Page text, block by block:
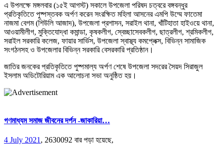
এ উপলক্ষে মঙ্গলবার (১৫ই আগস্ট) সকালে উপজেলা পরিষদ চত্বরে বঙ্গবন্ধুর
প্রতিকৃতিতে পুষ্পস্তবক অর্পণ করেন সংরক্ষিত মহিলা আসনের এমপি উম্মে ফাতেমা
নাজমা বেগম (শিউলি আজাদ), উপজেলা প্রশাসন, সরাইল থানা, খাঁটিহাতা হাইওয়ে থানা,
আওয়ামীলীগ, মুক্তিযোদ্ধা কমান্ডা, কৃষকলীগ, স্বেচ্ছাসেবকলীগ, ছাত্রলীগ, শ্রমিকলীগ,
সরাইল সরকারি কলেজ, ফায়ার সার্ভিস, উপজেলা স্বাস্থ্য কমপ্লেক্স, বিভিন্ন সামাজিক
সংগঠনসহ ও উপজেলার বিভিন্ন সরকারি বেসরকারি প্রতিষ্ঠান।
জাতির জনকের প্রতিকৃতিতে পুষ্পমাল্য অর্পণ শেষে উপজেলা সদরের সৈয়দ সিরাজুল
ইসলাম অডিটোরিয়াম এক আলোচনা সভা অনুষ্ঠিত হয়।
গণমাধ্যম সমাজ জীবনের দর্পন -জাকারিয়া…
4 July 2021 , 2630092 বার পড়া হয়েছে,